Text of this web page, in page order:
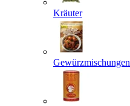
Kräuter
Gewürzmischungen